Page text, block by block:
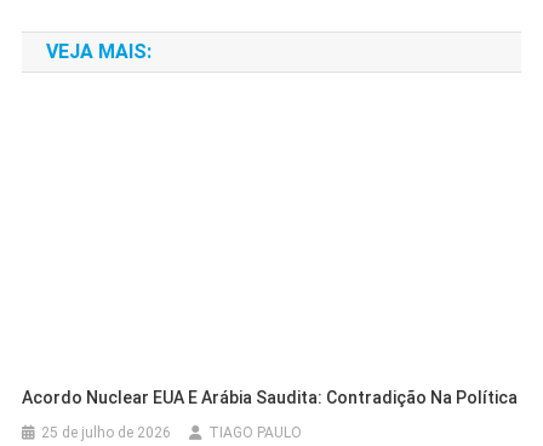
de
Post
VEJA MAIS:
Acordo Nuclear EUA E Arábia Saudita: Contradição Na Política
25 de julho de 2026 TIAGO PAULO